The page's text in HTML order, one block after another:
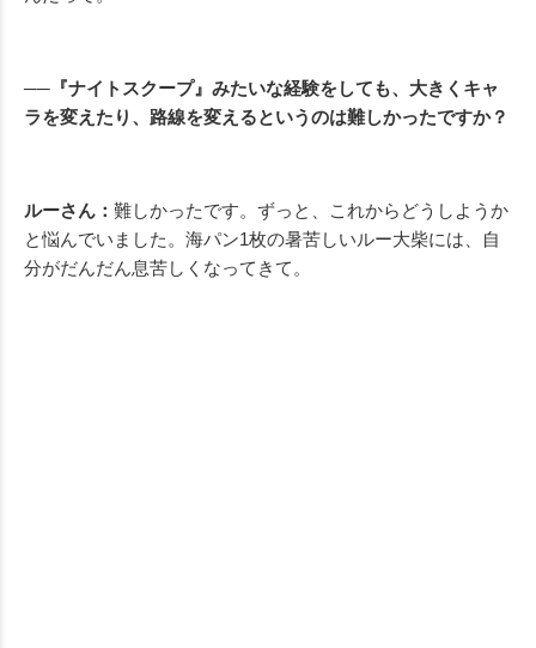
──『ナイトスクープ』みたいな経験をしても、大きくキャ
ラを変えたり、路線を変えるというのは難しかったですか？
ルーさん： 難しかったです。ずっと、これからどうしようか
と悩んでいました。海パン1枚の暑苦しいルー大柴には、自
分がだんだん息苦しくなってきて。